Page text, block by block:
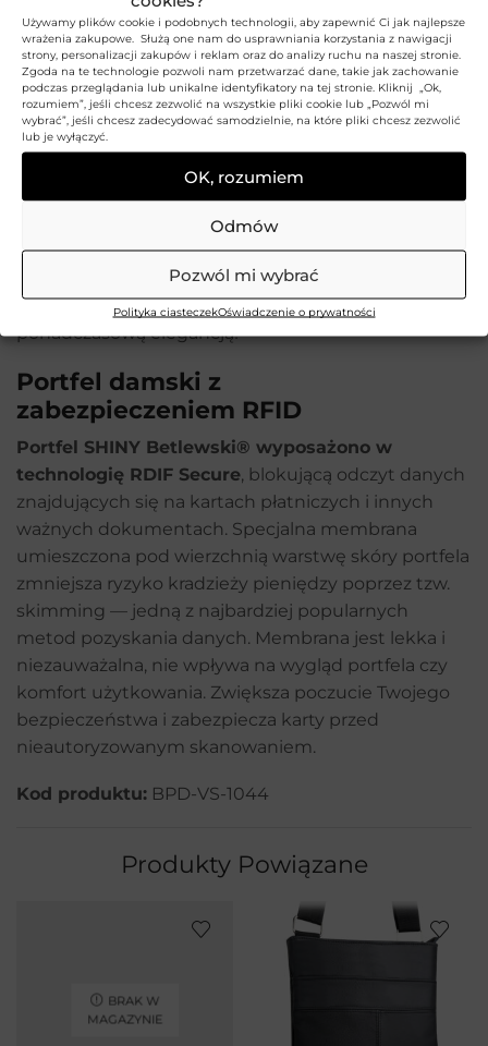
Używamy plików cookie i podobnych technologii, aby zapewnić Ci jak najlepsze
wrażenia zakupowe. Służą one nam do usprawniania korzystania z nawigacji
strony, personalizacji zakupów i reklam oraz do analizy ruchu na naszej stronie.
Zgoda na te technologie pozwoli nam przetwarzać dane, takie jak zachowanie
podczas przeglądania lub unikalne identyfikatory na tej stronie. Kliknij „Ok,
rozumiem”, jeśli chcesz zezwolić na wszystkie pliki cookie lub „Pozwól mi
wybrać”, jeśli chcesz zadecydować samodzielnie, na które pliki chcesz zezwolić
lub je wyłączyć.
OK, rozumiem
Odmów
Pozwól mi wybrać
Polityka ciasteczekOświadczenie o prywatności
na karty płatnicze, dokumenty lub banknoty oraz 2
kieszonkami z obu stron, w których można trzymac
np bilon. To model mały, ale pojemny i świetnie
zaprojektowany – zmieści się w każdej torebce lub
kieszeni, pozwalając mieć przy sobie najważniejsze
dokumenty.
Lakierowana, błyszcząca skóra naturalna ma wiele
zalet – jedną z nich jest jej trwałość i odporność na
uszkodzenia lub zarysowania. Portfel SHINY to
model, który będzie doskonale wyglądał przez wiele
lat użytkowania. Połącz modny wygląd z
ponadczasową elegancją!
Portfel damski z
zabezpieczeniem RFID
Portfel SHINY Betlewski® wyposażono w
technologię RDIF Secure, blokującą odczyt danych
znajdujących się na kartach płatniczych i innych
ważnych dokumentach. Specjalna membrana
umieszczona pod wierzchnią warstwę skóry portfela
zmniejsza ryzyko kradzieży pieniędzy poprzez tzw.
skimming — jedną z najbardziej popularnych
metod pozyskania danych. Membrana jest lekka i
niezauważalna, nie wpływa na wygląd portfela czy
komfort użytkowania. Zwiększa poczucie Twojego
bezpieczeństwa i zabezpiecza karty przed
nieautoryzowanym skanowaniem.
Kod produktu: BPD-VS-1044
Produkty Powiązane
BRAK W
MAGAZYNIE